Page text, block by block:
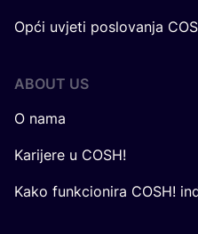
Opći uvjeti poslovanja
ABOUT US
O nama
Karijere u COSH!
Kako funkcionira COSH!